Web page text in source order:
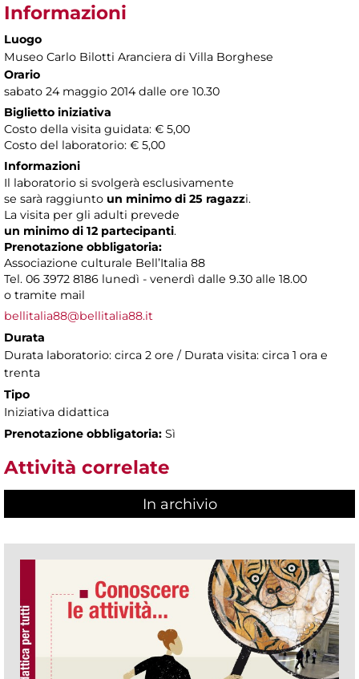
Informazioni
Luogo
Museo Carlo Bilotti Aranciera di Villa Borghese
Orario
sabato 24 maggio 2014 dalle ore 10.30
Biglietto iniziativa
Costo della visita guidata: € 5,00
Costo del laboratorio: € 5,00
Informazioni
Il laboratorio si svolgerà esclusivamente
se sarà raggiunto un minimo di 25 ragazzi.
La visita per gli adulti prevede
un minimo di 12 partecipanti.
Prenotazione obbligatoria:
Associazione culturale Bell’Italia 88
Tel. 06 3972 8186 lunedì - venerdì dalle 9.30 alle 18.00
o tramite mail
bellitalia88@bellitalia88.it
Durata
Durata laboratorio: circa 2 ore / Durata visita: circa 1 ora e
trenta
Tipo
Iniziativa didattica
Prenotazione obbligatoria: Sì
Attività correlate
In archivio